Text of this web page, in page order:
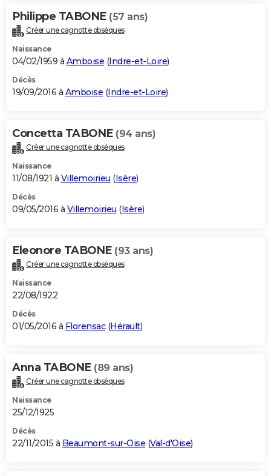
Philippe TABONE (57 ans)
Créer une cagnotte obsèques
Naissance
04/02/1959 à Amboise (Indre-et-Loire)
Décès
19/09/2016 à Amboise (Indre-et-Loire)
Concetta TABONE (94 ans)
Créer une cagnotte obsèques
Naissance
11/08/1921 à Villemoirieu (Isère)
Décès
09/05/2016 à Villemoirieu (Isère)
Eleonore TABONE (93 ans)
Créer une cagnotte obsèques
Naissance
22/08/1922
Décès
01/05/2016 à Florensac(Hérault)
Anna TABONE (89 ans)
Créer une cagnotte obsèques
Naissance
25/12/1925
Décès
22/11/2015 à Beaumont-sur-Oise (Val-d'Oise)